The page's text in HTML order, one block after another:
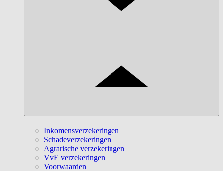
Inkomensverzekeringen
Schadeverzekeringen
Agrarische verzekeringen
VvE verzekeringen
Voorwaarden